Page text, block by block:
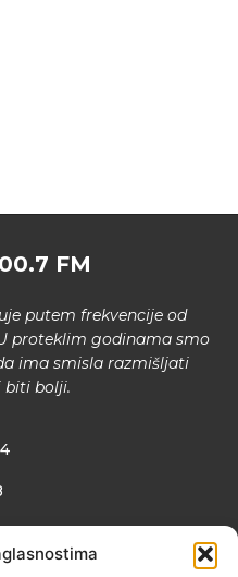
FM
putem frekvencije od
proteklim godinama smo
ima smisla razmišljati
biti bolji.